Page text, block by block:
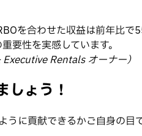
を合わせた収益は前年比
要性を実感しています。
Rentals オーナー）
ょう！
うに貢献できるかご自身の